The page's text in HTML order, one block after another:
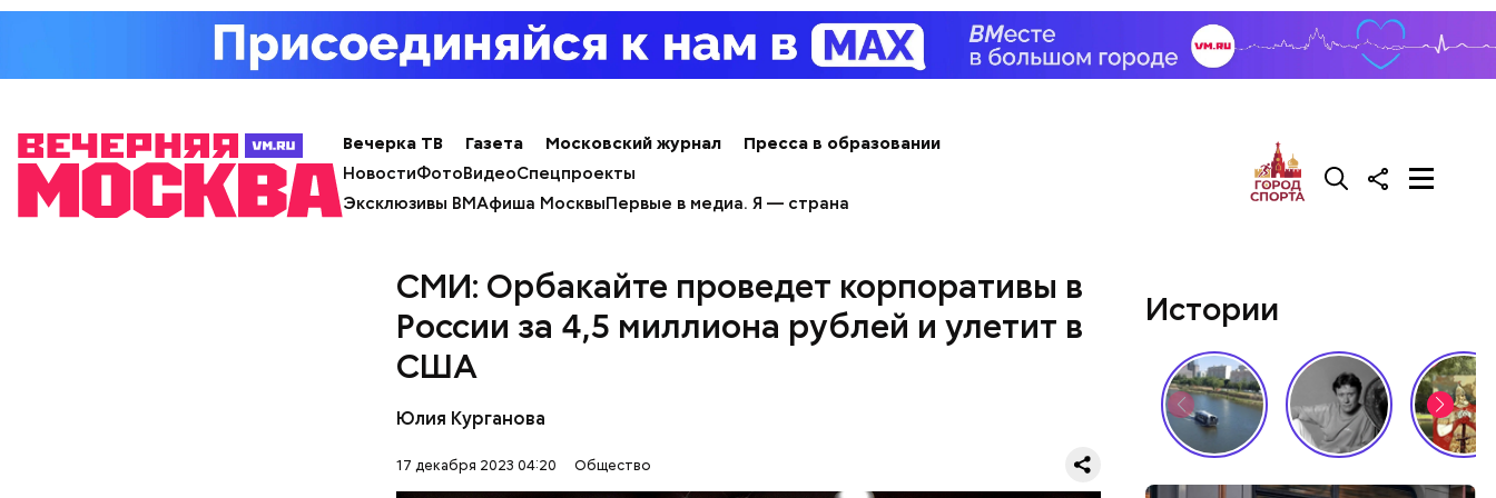
Вечерка ТВ Газета Московский журнал
Пресса в образовании
НовостиФотоВидеоСпецпроекты
Эксклюзивы ВМАфиша МосквыПервые в медиа. Я — страна
СМИ: Орбакайте проведет корпоративы в
России за 4,5 миллиона рублей и улетит в
США
Юлия Курганова
17 декабря 2023 04:20 Общество
Фото: Shutterstock
творогом и сыром, пироги, омлет, запеканка. Щавеля там везде
используется немного, поэтому никакого вреда от него не будет. Чем
разнообразнее рацион питания человека, тем лучше. Потому что это
Истории